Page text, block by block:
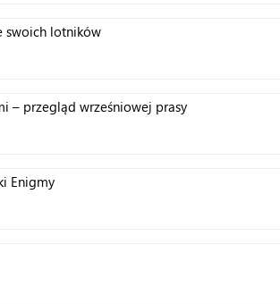
swoich lotników
– przegląd wrześniowej prasy
Enigmy